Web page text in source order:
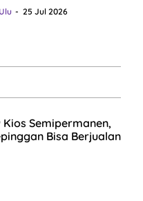
25 Jul 2026
Kios Semipermanen,
Bisa Berjualan